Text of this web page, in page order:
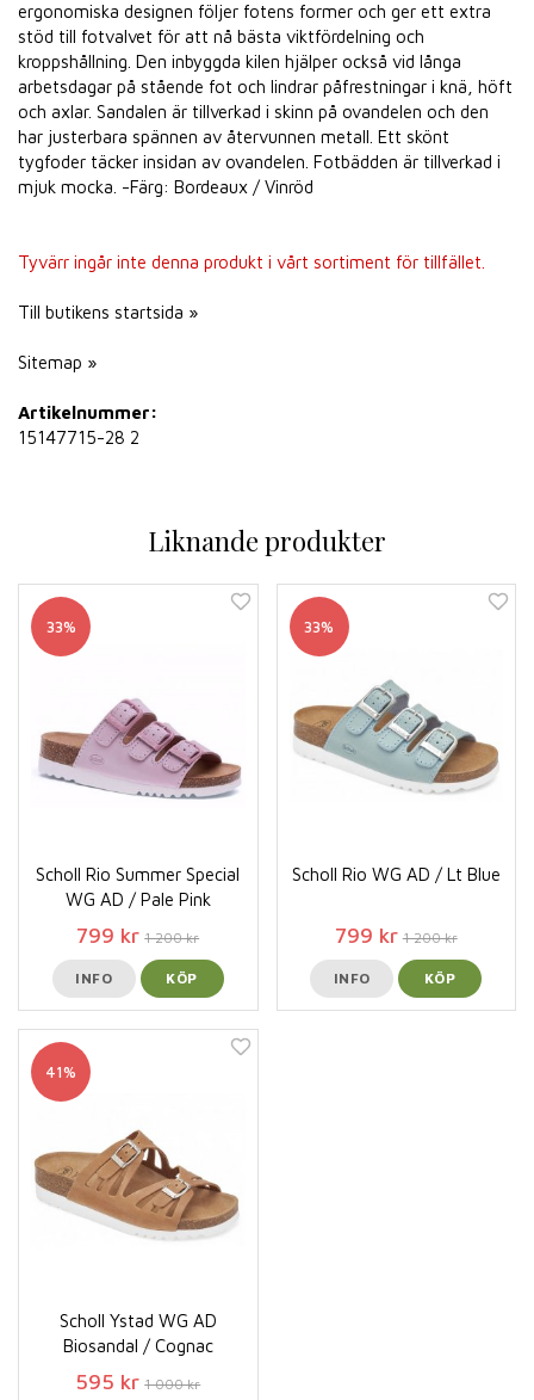
ergonomiska designen följer fotens former och ger ett extra
stöd till fotvalvet för att nå bästa viktfördelning och
kroppshållning. Den inbyggda kilen hjälper också vid långa
arbetsdagar på stående fot och lindrar påfrestningar i knä, höft
och axlar. Sandalen är tillverkad i skinn på ovandelen och den
har justerbara spännen av återvunnen metall. Ett skönt
tygfoder täcker insidan av ovandelen. Fotbädden är tillverkad i
mjuk mocka. -Färg: Bordeaux / Vinröd
Tyvärr ingår inte denna produkt i vårt sortiment för tillfället.
Till butikens startsida »
Sitemap »
Artikelnummer:
15147715-28 2
Liknande produkter
33%
Scholl Rio Summer Special
WG AD / Pale Pink
799 kr 1 200 kr
INFO KÖP
33%
Scholl Rio WG AD / Lt Blue
799 kr 1 200 kr
INFO KÖP
41%
Scholl Ystad WG AD
Biosandal / Cognac
595 kr 1 000 kr